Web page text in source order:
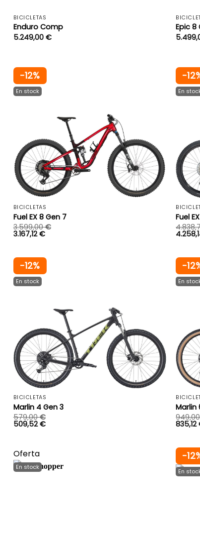
BICICLETAS
Enduro Comp
5.249,00 €
Epic 8
-12%
+
BICICLETAS
Fuel EX 8 Gen 7
3.599,00€
3.167,12€
-
Fuel
-12%
+
BICICLETAS
Marlin 4 Gen 3
579,00€
509,52€
-
Marlin
835,12
Oferta -